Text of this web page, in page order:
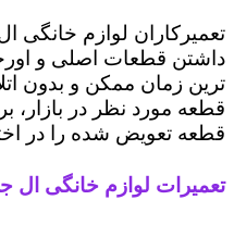
تعمیرکاران لوازم خانگی
داشتن قطعات اصلی و
ترین زمان ممکن و بدون
قطعه مورد نظر در بازار،
قطعه تعویض شده را در
تعمیرات لوازم خانگی ال